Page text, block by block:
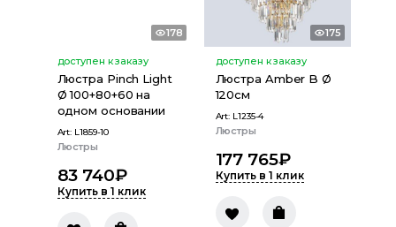
178
доступен к заказу
Люстра Pinch Light
Ø 100+80+60 на
одном основании
Art: L1859-10
Люстры
83 740₽
Купить в 1 клик
175
доступен к заказу
Люстра Amber B Ø
120см
Art: L1235-4
Люстры
177 765₽
Купить в 1 клик